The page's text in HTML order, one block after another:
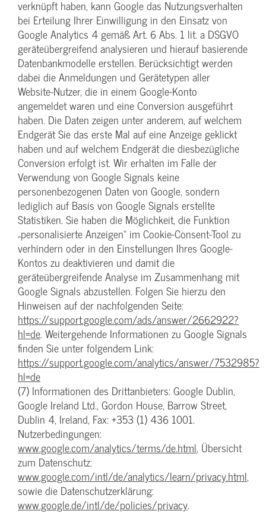
verknüpft haben, kann Google das Nutzungsverhalten
bei Erteilung Ihrer Einwilligung in den Einsatz von
Google Analytics 4 gemäß Art. 6 Abs. 1 lit. a DSGVO
geräteübergreifend analysieren und hierauf basierende
Datenbankmodelle erstellen. Berücksichtigt werden
dabei die Anmeldungen und Gerätetypen aller
Website-Nutzer, die in einem Google-Konto
angemeldet waren und eine Conversion ausgeführt
haben. Die Daten zeigen unter anderem, auf welchem
Endgerät Sie das erste Mal auf eine Anzeige geklickt
haben und auf welchem Endgerät die diesbezügliche
Conversion erfolgt ist. Wir erhalten im Falle der
Verwendung von Google Signals keine
personenbezogenen Daten von Google, sondern
lediglich auf Basis von Google Signals erstellte
Statistiken. Sie haben die Möglichkeit, die Funktion
„personalisierte Anzeigen“ im Cookie-Consent-Tool zu
verhindern oder in den Einstellungen Ihres Google-
Kontos zu deaktivieren und damit die
geräteübergreifende Analyse im Zusammenhang mit
Google Signals abzustellen. Folgen Sie hierzu den
Hinweisen auf der nachfolgenden Seite:
https://support.google.com/ads/answer/2662922?
hl=de. Weitergehende Informationen zu Google Signals
finden Sie unter folgendem Link:
https://support.google.com/analytics/answer/7532985?
hl=de
(7) Informationen des Drittanbieters: Google Dublin,
Google Ireland Ltd., Gordon House, Barrow Street,
Dublin 4, Ireland, Fax: +353 (1) 436 1001.
Nutzerbedingungen:
www.google.com/analytics/terms/de.html, Übersicht
zum Datenschutz:
www.google.com/intl/de/analytics/learn/privacy.html,
sowie die Datenschutzerklärung:
www.google.de/intl/de/policies/privacy.